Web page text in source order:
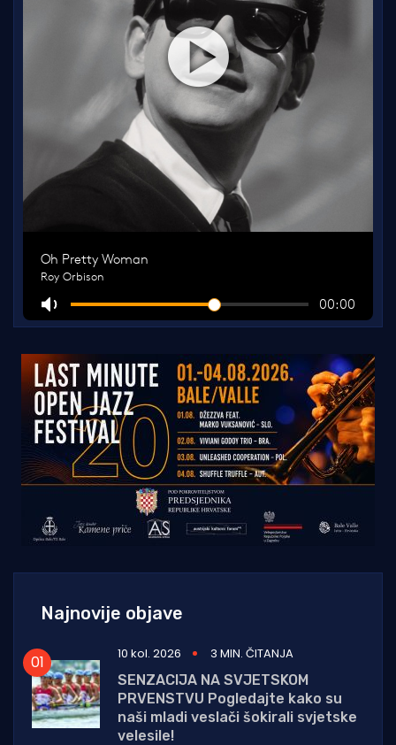
Najnovije objave
10 kol. 2026
3 MIN. ČITANJA
SENZACIJA NA SVJETSKOM
PRVENSTVU Pogledajte kako su
naši mladi veslači šokirali svjetske
velesile!